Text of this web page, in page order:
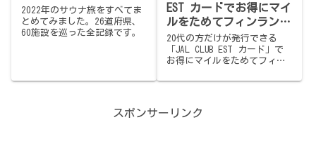
2022年のサウナ旅をすべてま
とめてみました。26道府県、
60施設を巡った全記録です。
EST カードでお得にマイ
ルをためてフィンランド
に行こう!!
20代の方だけが発行できる
「JAL CLUB EST カード」で
お得にマイルをためてフィン
しませんか？通常のJALカード
スポンサーリンク